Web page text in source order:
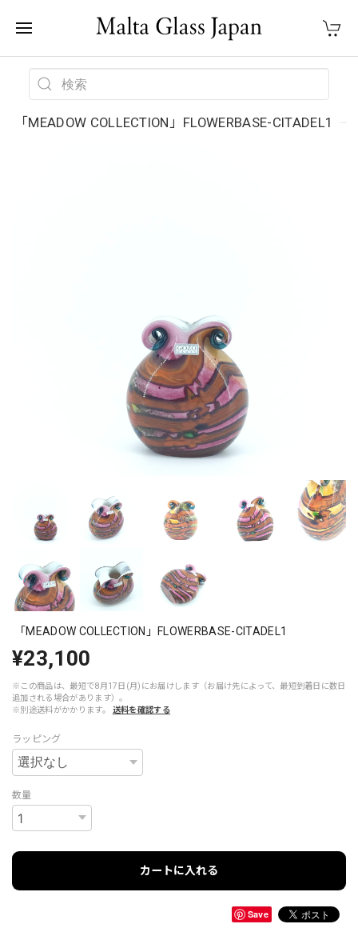
「MEADOW COLLECTION」FLOWERBASE-CITADEL1
「MEADOW COLLECTION」FLOWERBASE-CITADEL1
¥23,100
※この商品は、最短で8月17日(月)にお届けします（お届け先によって、最短到着日に数日
追加される場合があります）。
※別途送料がかかります。
送料を確認する
ラッピング
数量
カートに入れる
Save